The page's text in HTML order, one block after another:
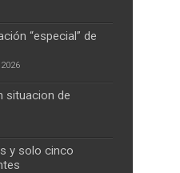
“especial” de
situacion de
y solo cinco